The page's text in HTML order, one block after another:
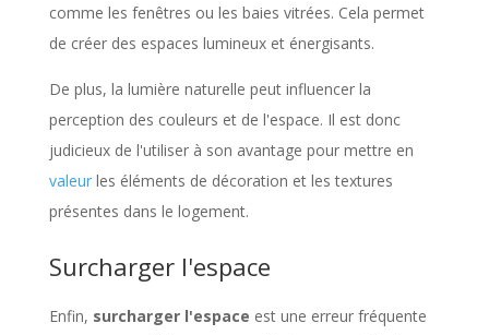
comme les fenêtres ou les baies vitrées. Cela permet
de créer des espaces lumineux et énergisants.
De plus, la lumière naturelle peut influencer la
perception des couleurs et de l'espace. Il est donc
judicieux de l'utiliser à son avantage pour mettre en
valeurles éléments de décoration et les textures
présentes dans le logement.
Surcharger l'espace
Enfin, surcharger l'espace est une erreur fréquente